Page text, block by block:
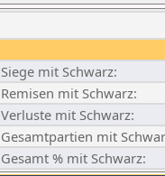
Siege mit Schwarz:
Remisen mit Schwarz:
Verluste mit Schwarz:
Gesamtpartien mit
Gesamt % mit Schwarz: